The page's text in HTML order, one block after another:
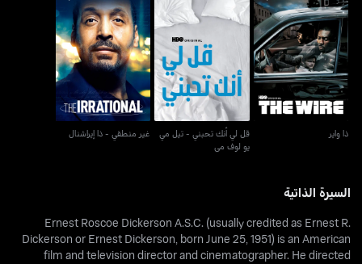
ذا واير
ذا واير
قل لي أنك تحبني - تيل مي
يو لوف مي
قل لي أنك تحبني - تيل مي
يو لوف مي
غير منطقي - ذا إيراشنال
غير منطقي - ذا إيراشنال
السيرة الذاتية
Ernest Roscoe Dickerson A.S.C. (usually credited as Ernest R.
Dickerson or Ernest Dickerson, born June 25, 1951) is an American
film and television director and cinematographer. He directed